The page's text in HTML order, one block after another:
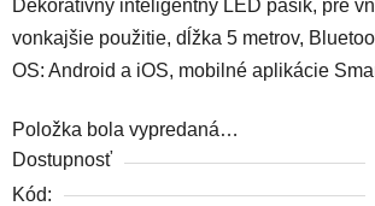
Dekoratívny inteligentný LED pásik, pre
vonkajšie použitie, dĺžka 5 metrov,
OS: Android a iOS, mobilné aplikácie
Položka bola vypredaná…
Dostupnosť
Kód: